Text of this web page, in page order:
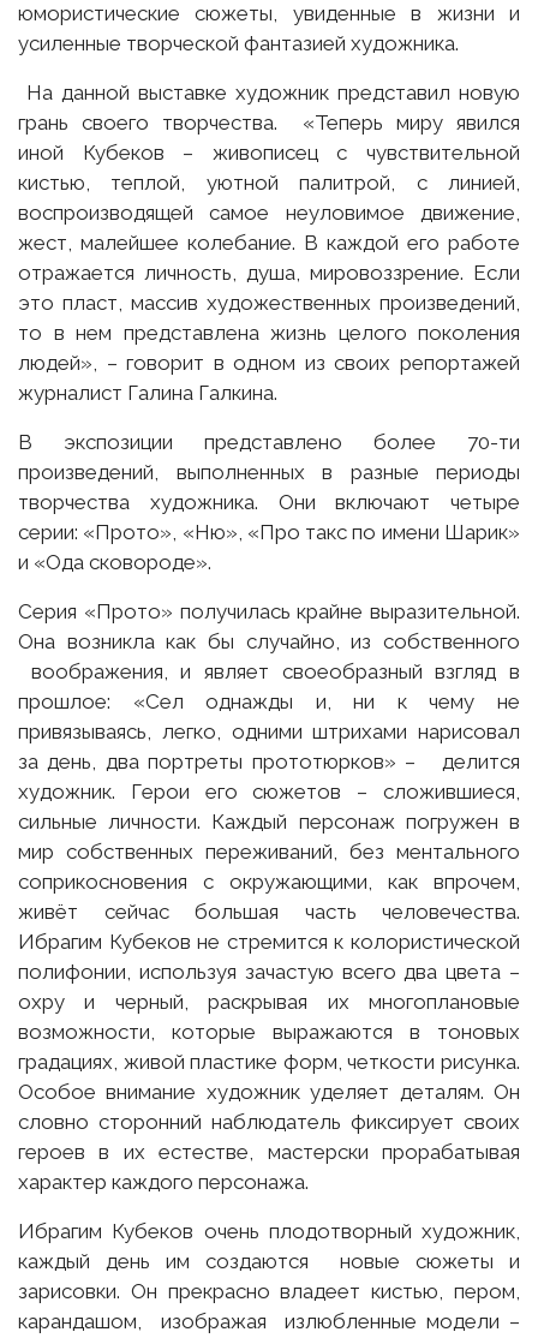
юмористические сюжеты, увиденные в жизни и
усиленные творческой фантазией художника.
На данной выставке художник представил новую
грань своего творчества. «Теперь миру явился
иной Кубеков – живописец с чувствительной
кистью, теплой, уютной палитрой, с линией,
воспроизводящей самое неуловимое движение,
жест, малейшее колебание. В каждой его работе
отражается личность, душа, мировоззрение. Если
это пласт, массив художественных произведений,
то в нем представлена жизнь целого поколения
людей», – говорит в одном из своих репортажей
журналист Галина Галкина.
В экспозиции представлено более 70-ти
произведений, выполненных в разные периоды
творчества художника. Они включают четыре
серии: «Прото», «Ню», «Про такс по имени Шарик»
и «Ода сковороде».
Серия «Прото» получилась крайне выразительной.
Она возникла как бы случайно, из собственного
воображения, и являет своеобразный взгляд в
прошлое: «Сел однажды и, ни к чему не
привязываясь, легко, одними штрихами нарисовал
за день, два портреты прототюрков» – делится
художник. Герои его сюжетов – сложившиеся,
сильные личности. Каждый персонаж погружен в
мир собственных переживаний, без ментального
соприкосновения с окружающими, как впрочем,
живёт сейчас большая часть человечества.
Ибрагим Кубеков не стремится к колористической
полифонии, используя зачастую всего два цвета –
охру и черный, раскрывая их многоплановые
возможности, которые выражаются в тоновых
градациях, живой пластике форм, четкости рисунка.
Особое внимание художник уделяет деталям. Он
словно сторонний наблюдатель фиксирует своих
героев в их естестве, мастерски прорабатывая
характер каждого персонажа.
Ибрагим Кубеков очень плодотворный художник,
каждый день им создаются новые сюжеты и
зарисовки. Он прекрасно владеет кистью, пером,
карандашом, изображая излюбленные модели –